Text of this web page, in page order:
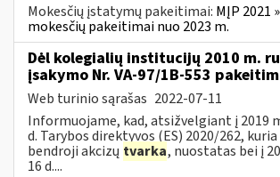
Mokesčių įstatymų pakeitimai: MĮP 2021
mokesčių pakeitimai nuo 2023 m.
Dėl kolegialių institucijų 2010 m.
įsakymo Nr. VA-97/1B-553
Web turinio sąrašas 2022-07-11
Informuojame, kad, atsižvelgiant į 2019
d. Tarybos direktyvos (ES) 2020/262,
bendroji akcizų tvarka, nuostatas bei į
16 d....